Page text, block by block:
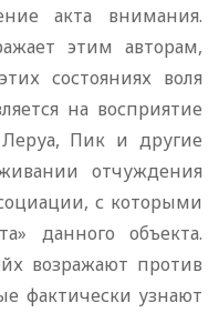
акта внимания.
этим авторам,
состояниях воля
на восприятие
Леруа, Пик и другие
отчуждения
с которыми
данного объекта.
возражают против
фактически узнают